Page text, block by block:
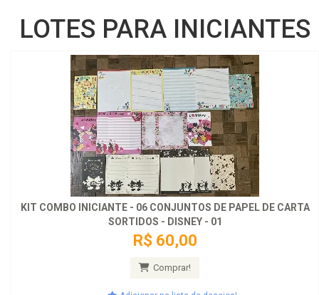
LOTES PARA INICIANTES
KIT COMBO INICIANTE - 06 CONJUNTOS DE PAPEL DE CARTA
SORTIDOS - DISNEY - 01
R$ 60,00
Comprar!